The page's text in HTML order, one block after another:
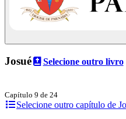
Josué Selecione outro livro
Capítulo 9 de 24
Selecione outro capítulo de